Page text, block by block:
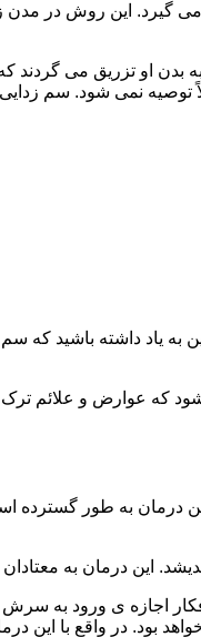
این روش در مدن
او تزریق می گردند
توصیه نمی شود. سم
از هر ۵۰۰ نفر جان سالم به در نمی
که عوارض و علائم
این درمان به
اجازه ی ورود به
بود. در واقع با این